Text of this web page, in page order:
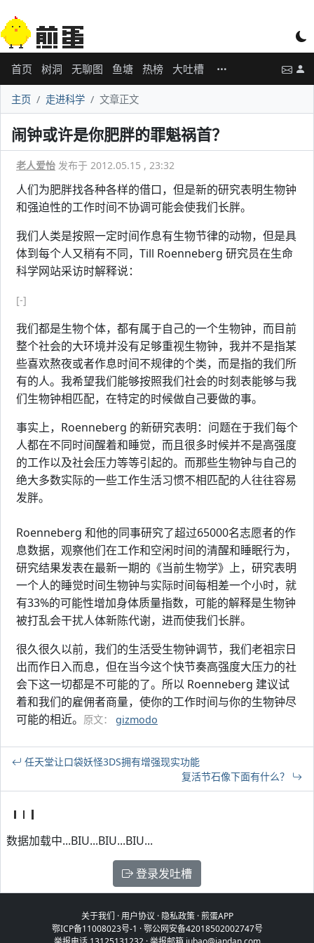
首页 树洞 无聊图 鱼塘 热榜 大吐槽
主页 走进科学 文章正文
闹钟或许是你肥胖的罪魁祸首？
老人爱怡 发布于 2012.05.15 , 23:32
人们为肥胖找各种各样的借口，但是新的研究表明生物钟
和强迫性的工作时间不协调可能会使我们长胖。
我们人类是按照一定时间作息有生物节律的动物，但是具
体到每个人又稍有不同，Till Roenneberg 研究员在生命
科学网站采访时解释说：
[-]
我们都是生物个体，都有属于自己的一个生物钟，而目前
整个社会的大环境并没有足够重视生物钟，我并不是指某
些喜欢熬夜或者作息时间不规律的个类，而是指的我们所
有的人。我希望我们能够按照我们社会的时刻表能够与我
们生物钟相匹配，在特定的时候做自己要做的事。
事实上，Roenneberg 的新研究表明：问题在于我们每个
人都在不同时间醒着和睡觉，而且很多时候并不是高强度
的工作以及社会压力等等引起的。而那些生物钟与自己的
绝大多数实际的一些工作生活习惯不相匹配的人往往容易
发胖。
Roenneberg 和他的同事研究了超过65000名志愿者的作
息数据，观察他们在工作和空闲时间的清醒和睡眠行为，
研究结果发表在最新一期的《当前生物学》上，研究表明
一个人的睡觉时间生物钟与实际时间每相差一个小时，就
有33%的可能性增加身体质量指数，可能的解释是生物钟
被打乱会干扰人体新陈代谢，进而使我们长胖。
很久很久以前，我们的生活受生物钟调节，我们老祖宗日
出而作日入而息，但在当今这个快节奏高强度大压力的社
会下这一切都是不可能的了。所以 Roenneberg 建议试
着和我们的雇佣者商量，使你的工作时间与你的生物钟尽
可能的相近。 原文： gizmodo
任天堂让口袋妖怪3DS拥有增强现实功能
复活节石像下面有什么？
数据加载中...BIU...BIU...BIU...
登录发吐槽
关于我们 ·用户协议 · 隐私政策·煎蛋APP
鄂ICP备11008023号-1 ·鄂公网安备42018502002747号